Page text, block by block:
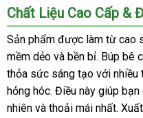
Chất Liệu Cao Cấp &
Sản phẩm được làm từ cao
mềm dẻo và bền bỉ. Búp bê
thỏa sức sáng tạo với nhiều
hỏng hóc. Điều này giúp
nhiên và thoải mái nhất.